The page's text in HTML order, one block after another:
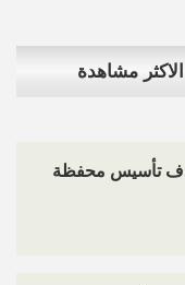
الاكثر مشاهدة
تأسيس محفظة